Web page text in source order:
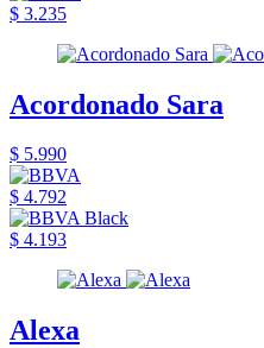
$ 3.235
Acordonado Sara
$ 5.990
$ 4.792
$ 4.193
Alexa